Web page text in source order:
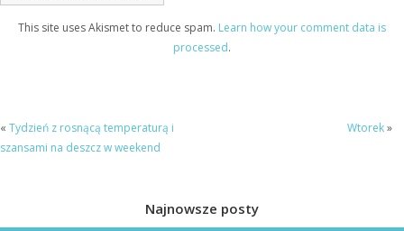
This site uses Akismet to reduce spam. Learn how your comment data is
processed.
« Tydzień z rosnącą temperaturą i
szansami na deszcz w weekend
Wtorek»
Najnowsze posty